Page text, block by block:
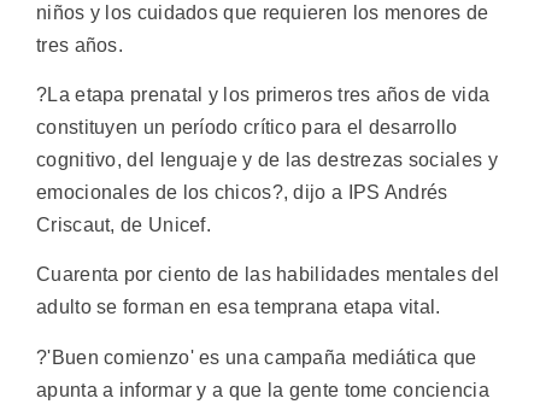
niños y los cuidados que requieren los menores de
tres años.
?La etapa prenatal y los primeros tres años de vida
constituyen un período crítico para el desarrollo
cognitivo, del lenguaje y de las destrezas sociales y
emocionales de los chicos?, dijo a IPS Andrés
Criscaut, de Unicef.
Cuarenta por ciento de las habilidades mentales del
adulto se forman en esa temprana etapa vital.
?'Buen comienzo' es una campaña mediática que
apunta a informar y a que la gente tome conciencia